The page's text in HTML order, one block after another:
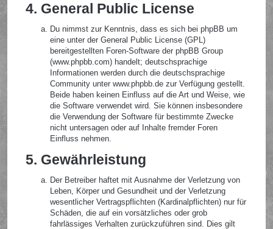
4. General Public License
Du nimmst zur Kenntnis, dass es sich bei phpBB um
eine unter der General Public License (GPL)
bereitgestellten Foren-Software der phpBB Group
(www.phpbb.com) handelt; deutschsprachige
Informationen werden durch die deutschsprachige
Community unter www.phpbb.de zur Verfügung gestellt.
Beide haben keinen Einfluss auf die Art und Weise, wie
die Software verwendet wird. Sie können insbesondere
die Verwendung der Software für bestimmte Zwecke
nicht untersagen oder auf Inhalte fremder Foren
Einfluss nehmen.
5. Gewährleistung
Der Betreiber haftet mit Ausnahme der Verletzung von
Leben, Körper und Gesundheit und der Verletzung
wesentlicher Vertragspflichten (Kardinalpflichten) nur für
Schäden, die auf ein vorsätzliches oder grob
fahrlässiges Verhalten zurückzuführen sind. Dies gilt